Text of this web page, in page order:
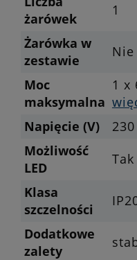
żarówek
1
Żarówka w
zestawie
Nie
Moc
maksymalna
1 x
Napięcie (V)
230
Możliwość
LED
Tak
Klasa
szczelności
Dodatkowe
zalety